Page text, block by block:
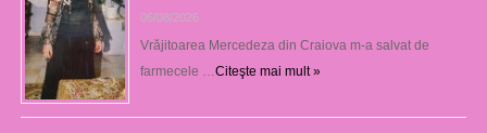
06/08/2026
Vrăjitoarea Mercedeza din Craiova m-a salvat de
farmecele …Citeşte mai mult »